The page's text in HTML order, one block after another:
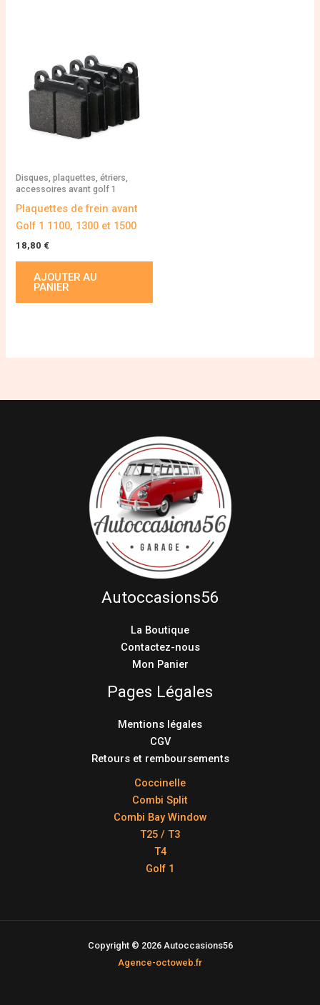
Disques, plaquettes, étriers,
accessoires avant golf 1
Plaquettes de frein avant
Golf 1 1100, 1300 et 1500
18,80 €
AJOUTER AU
PANIER
Autoccasions56
La Boutique
Contactez-nous
Mon Panier
Pages Légales
Mentions légales
CGV
Retours et remboursements
Coccinelle
Combi Split
Combi Bay Window
T25 / T3
T4
Golf 1
Copyright © 2026 Autoccasions56
Agence-octoweb.fr